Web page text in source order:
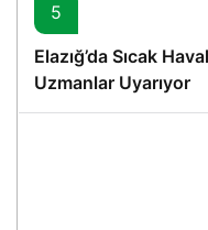
5
Elazığ’da Sıcak
Uzmanlar Uyarıyor